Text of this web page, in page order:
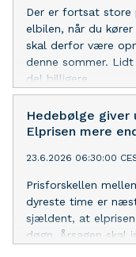
Der er fortsat store
elbilen, når du
skal derfor være
denne sommer.
del billigere.
Hedebølge giver
Elprisen mere
23.6.2026 06:30:00
Prisforskellen
dyreste time er
sjældent, at
døgn. Årsagen skal